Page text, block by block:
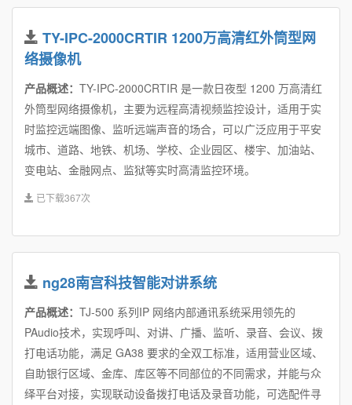
TY-IPC-2000CRTIR 1200万高清红外筒型网
络摄像机
产品概述： TY-IPC-2000CRTIR 是一款日夜型 1200 万高清红
外筒型网络摄像机，主要为远程高清视频监控设计，适用于实
时监控远端图像、监听远端声音的场合，可以广泛应用于平安
城市、道路、地铁、机场、学校、企业园区、楼宇、加油站、
变电站、金融网点、监狱等实时高清监控环境。
已下载367次
ng28南宫科技智能对讲系统
产品概述： TJ-500 系列IP 网络内部通讯系统采用领先的
PAudio技术，实现呼叫、对讲、广播、监听、录音、会议、拨
打电话功能，满足 GA38 要求的全双工标准，适用营业区域、
自助银行区域、金库、库区等不同部位的不同需求，并能与众
绎平台对接，实现联动设备拨打电话及录音功能，可选配件寻